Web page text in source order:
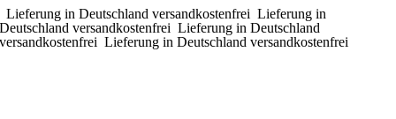
Zum
Inhalt
springen
Lieferung in Deutschland versandkostenfreiLieferung in
Deutschland versandkostenfrei Lieferung in Deutschland
versandkostenfreiLieferung in Deutschland versandkostenfrei